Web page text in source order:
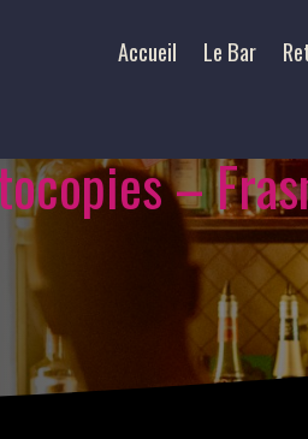
Accueil Le Bar
–